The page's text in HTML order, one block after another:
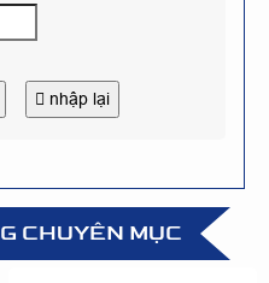
nhập lại
CHUYÊN MỤC